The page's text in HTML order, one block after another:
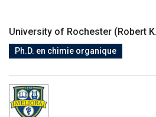
University of Rochester (Robert
Ph.D. en chimie organique